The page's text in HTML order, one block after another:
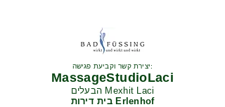
יצירת קשר וקביעת פגישה:
MassageStudioLaci
הבעלים Mexhit Laci
בית דירות Erlenhof